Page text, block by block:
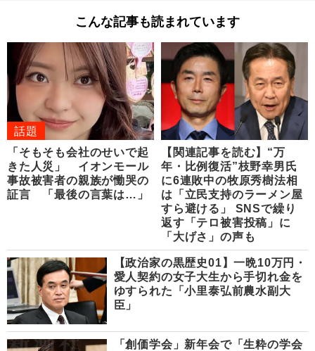
こんな記事も読まれています
話題
「そもそも会社のせいで起
きた人災」 イオンモール
事故被害者の親族が慟哭の
証言 「最後の言葉は…」
【関連記事を読む】“万
年・比例復活”枝野幸男氏
に6連敗中の牧原秀樹法相
は「立民支持のラーメン屋
すら避ける」 SNSで繰り
返す「テロ被害投稿」に
「大げさ」の声も
【政治家の黒歴史01】一晩10万円・
愛人契約の女子大生から手切れ金を
ゆすられた「小里泰弘前農水副大
臣」
「創価学会」新年会で「生粋の学会